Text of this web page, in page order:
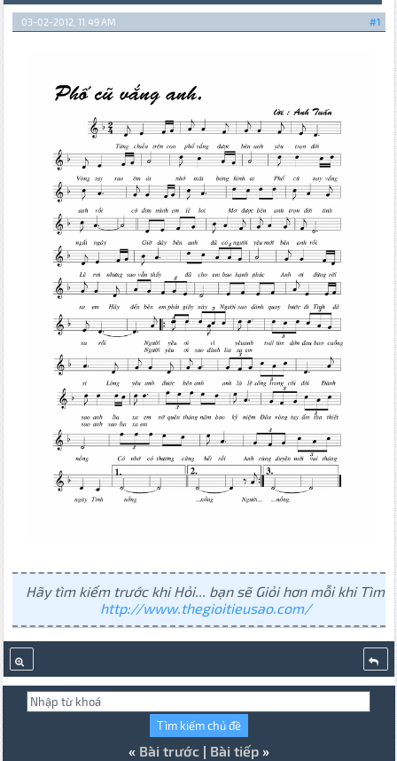
#1
03-02-2012, 11:49 AM
Hãy tìm kiếm trước khi Hỏi... bạn sẽ Giỏi hơn mỗi khi Tìm
http://www.thegioitieusao.com/
« Bài trước| Bài tiếp»